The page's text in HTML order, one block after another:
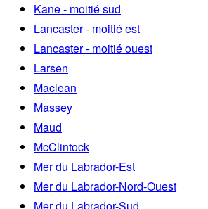
Kane - moitié sud
Lancaster - moitié est
Lancaster - moitié ouest
Larsen
Maclean
Massey
Maud
McClintock
Mer du Labrador-Est
Mer du Labrador-Nord-Ouest